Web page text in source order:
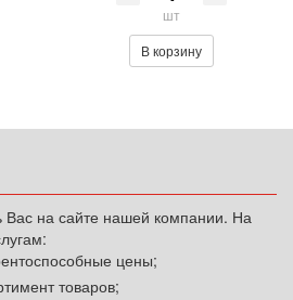
шт
В корзину
Вас на сайте нашей компании. На
цены;
товаров;